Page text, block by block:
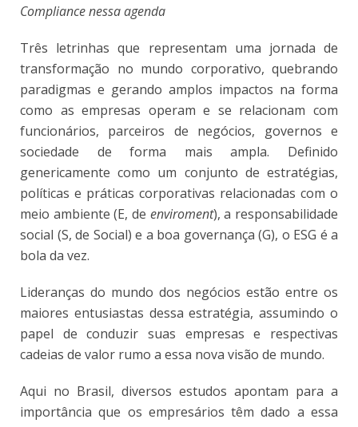
Compliance nessa agenda
Três letrinhas que representam uma jornada de
transformação no mundo corporativo, quebrando
paradigmas e gerando amplos impactos na forma
como as empresas operam e se relacionam com
funcionários, parceiros de negócios, governos e
sociedade de forma mais ampla. Definido
genericamente como um conjunto de estratégias,
políticas e práticas corporativas relacionadas com o
meio ambiente (E, de enviroment), a responsabilidade
social (S, de Social) e a boa governança (G), o ESG é a
bola da vez.
Lideranças do mundo dos negócios estão entre os
maiores entusiastas dessa estratégia, assumindo o
papel de conduzir suas empresas e respectivas
cadeias de valor rumo a essa nova visão de mundo.
Aqui no Brasil, diversos estudos apontam para a
importância que os empresários têm dado a essa